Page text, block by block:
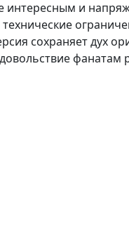
интересным и
сохраняет дух
фанатам